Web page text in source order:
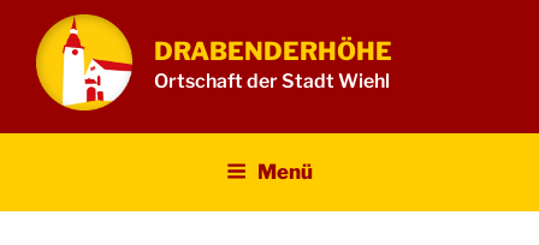
Inhalt
springen
DRABENDERHÖHE
Ortschaft der Stadt Wiehl
Menü